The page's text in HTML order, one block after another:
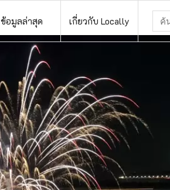
ข้อมูลล่าสุด เกี่ยวกับ Locally